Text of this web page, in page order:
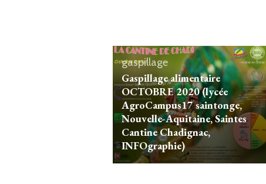
gaspillage
Gaspillage alimentaire
OCTOBRE 2020 (lycée
AgroCampus17 saintonge,
Nouvelle-Aquitaine, Saintes
Cantine Chadignac,
INFOgraphie)